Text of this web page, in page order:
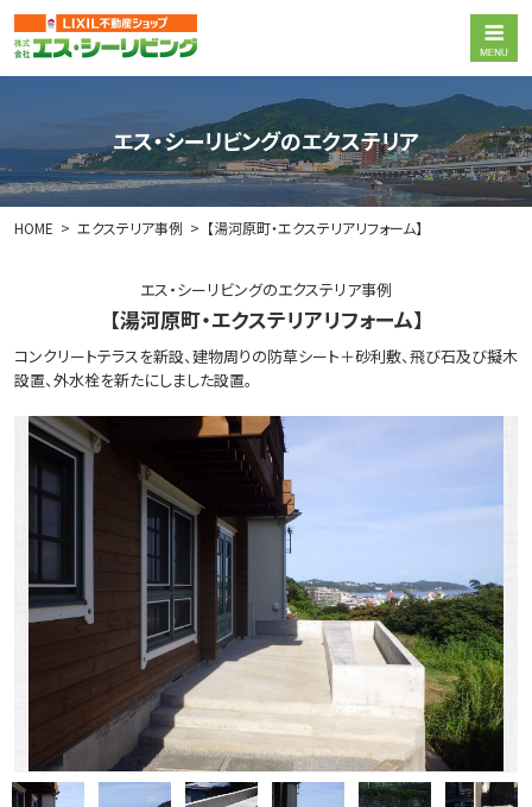
エス・シーリビングのエクステリア
HOME エクステリア事例 【湯河原町・エクステリアリフォーム】
エス・シーリビングのエクステリア事例
【湯河原町・エクステリアリフォーム】
コンクリートテラスを新設、建物周りの防草シート＋砂利敷、飛び石及び擬木
設置、外水栓を新たにしました設置。